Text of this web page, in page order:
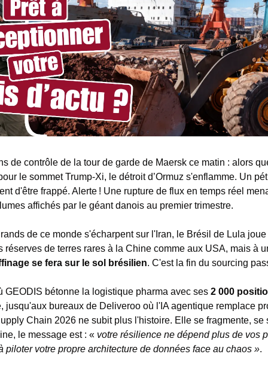
de contrôle de la tour de garde de Maersk ce matin : alors
le sommet Trump-Xi, le détroit d’Ormuz s'enflamme. Un
d'être frappé. Alerte ! Une rupture de flux en temps réel
affichés par le géant danois au premier trimestre.
de ce monde s'écharpent sur l'Iran, le Brésil de Lula
réserves de terres rares à la Chine comme aux USA, mais à
se fera sur le sol brésilien. C'est la fin du sourcing
GEODIS bétonne la logistique pharma avec ses 2 000
jusqu'aux bureaux de Deliveroo où l'IA agentique remplace
Chain 2026 ne subit plus l'histoire. Elle se fragmente, se
le message est : « votre résilience ne dépend plus de vos
piloter votre propre architecture de données face au chaos ».